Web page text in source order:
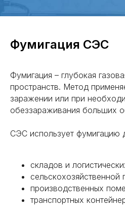
Фумигация СЭС
Фумигация – глубокая
пространств. Метод
заражении или при
обеззараживания больших
СЭС использует фумигацию
складов и
сельскохозяйственной
производственных
транспортных
РАБОТАЕМ ПО СПБ
ВСЕЙ ЛЕНОБЛАСТИ